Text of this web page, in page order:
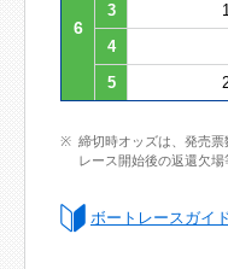
6
3
4
5
締切時オッズは、発売
レース開始後の返還欠場
ボートレースガイ